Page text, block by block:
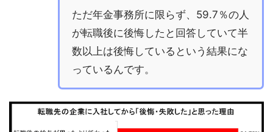
ただ年金事務所に限らず、59.7％の人
が転職後に後悔したと回答していて半
数以上は後悔しているという結果にな
っているんです。